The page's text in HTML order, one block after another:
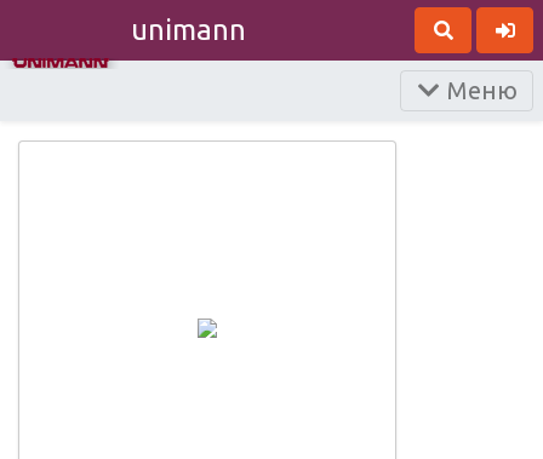
unimann
Меню